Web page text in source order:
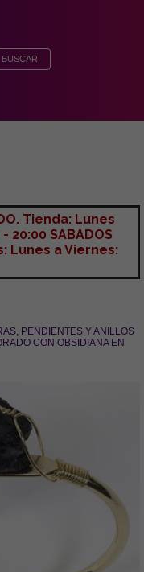
Tienda: Lunes
20:00 SABADOS
Lunes a Viernes:
PENDIENTES Y ANILLOS
CON OBSIDIANA EN